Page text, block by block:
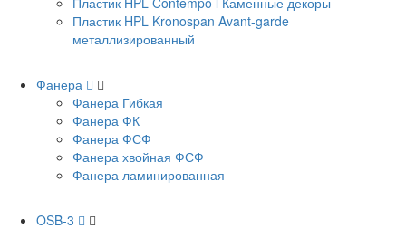
Пластик HPL Kronospan Avant-garde
металлизированный
Фанера
Фанера Гибкая
Фанера ФК
Фанера ФСФ
Фанера хвойная ФСФ
Фанера ламинированная
OSB-3